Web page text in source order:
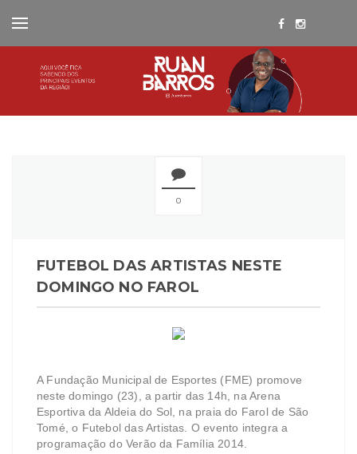
0
FUTEBOL DAS ARTISTAS NESTE
DOMINGO NO FAROL
A Fundação Municipal de Esportes (FME) promove
neste domingo (23), a partir das 14h, na Arena
Esportiva da Aldeia do Sol, na praia do Farol de São
Tomé, o Futebol das Artistas. O evento integra a
programação do Verão da Família 2014.